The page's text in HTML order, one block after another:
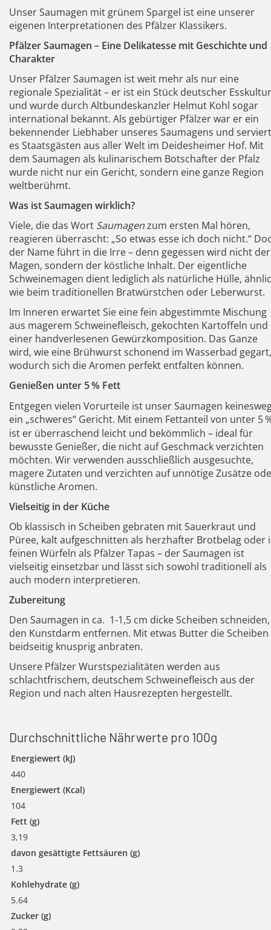
Unser Saumagen mit grünem Spargel ist eine unserer
eigenen Interpretationen des Pfälzer Klassikers.
Pfälzer Saumagen – Eine Delikatesse mit Geschichte und
Charakter
Unser Pfälzer Saumagen ist weit mehr als nur eine
regionale Spezialität – er ist ein Stück deutscher Esskultur
und wurde durch Altbundeskanzler Helmut Kohl sogar
international bekannt. Als gebürtiger Pfälzer war er ein
bekennender Liebhaber unseres Saumagens und
es Staatsgästen aus aller Welt im Deidesheimer Hof. Mit
dem Saumagen als kulinarischem Botschafter der Pfalz
wurde nicht nur ein Gericht, sondern eine ganze Region
weltberühmt.
Was ist Saumagen wirklich?
Viele, die das Wort Saumagenzum ersten Mal hören,
reagieren überrascht: „So etwas esse ich doch nicht.“
der Name führt in die Irre – denn gegessen wird nicht der
Magen, sondern der köstliche Inhalt. Der eigentliche
Schweinemagen dient lediglich als natürliche Hülle,
wie beim traditionellen Bratwürstchen oder Leberwurst.
Im Inneren erwartet Sie eine fein abgestimmte Mischung
aus magerem Schweinefleisch, gekochten Kartoffeln und
einer handverlesenen Gewürzkomposition. Das Ganze
wird, wie eine Brühwurst schonend im Wasserbad gegart,
wodurch sich die Aromen perfekt entfalten können.
Genießen unter 5% Fett
Entgegen vielen Vorurteile ist unser Saumagen
ein „schweres“ Gericht. Mit einem Fettanteil von unter 5
ist er überraschend leicht und bekömmlich – ideal für
bewusste Genießer, die nicht auf Geschmack verzichten
möchten. Wir verwenden ausschließlich ausgesuchte,
magere Zutaten und verzichten auf unnötige Zusätze
künstliche Aromen.
Vielseitig in der Küche
Ob klassisch in Scheiben gebraten mit Sauerkraut und
Püree, kalt aufgeschnitten als herzhafter Brotbelag oder
feinen Würfeln als Pfälzer Tapas – der Saumagen ist
vielseitig einsetzbar und lässt sich sowohl traditionell als
auch modern interpretieren.
Zubereitung
Den Saumagen in ca. 1-1,5 cm dicke Scheiben schneiden,
den Kunstdarm entfernen. Mit etwas Butter die Scheiben
beidseitig knusprig anbraten.
Unsere Pfälzer Wurstspezialitäten werden aus
schlachtfrischem, deutschem Schweinefleisch aus der
Region und nach alten Hausrezepten hergestellt.
Durchschnittliche Nährwerte pro 100g
Energiewert (kJ)
440
Energiewert (Kcal)
104
Fett (g)
3,19
davon gesättigte Fettsäuren (g)
1.3
Kohlehydrate (g)
5.64
Zucker (g)